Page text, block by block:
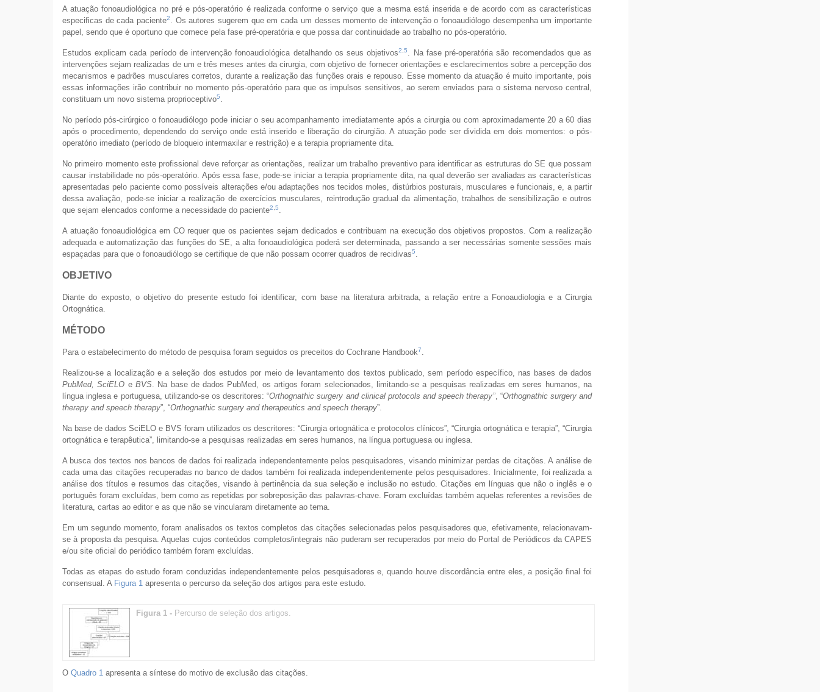
A atuação fonoaudiológica no pré e pós-operatório é realizada conforme o serviço que a mesma está inserida e de acordo com as características
especificas de cada paciente2. Os autores sugerem que em cada um desses momento de intervenção o fonoaudiólogo desempenha um importante
papel, sendo que é oportuno que comece pela fase pré-operatória e que possa dar continuidade ao trabalho no pós-operatório.
Estudos explicam cada período de intervenção fonoaudiológica detalhando os seus objetivos2,5. Na fase pré-operatória são recomendados que as
intervenções sejam realizadas de um e três meses antes da cirurgia, com objetivo de fornecer orientações e esclarecimentos sobre a percepção dos
mecanismos e padrões musculares corretos, durante a realização das funções orais e repouso. Esse momento da atuação é muito importante, pois
essas informações irão contribuir no momento pós-operatório para que os impulsos sensitivos, ao serem enviados para o sistema nervoso central,
constituam um novo sistema proprioceptivo5.
No período pós-cirúrgico o fonoaudiólogo pode iniciar o seu acompanhamento imediatamente após a cirurgia ou com aproximadamente 20 a 60 dias
após o procedimento, dependendo do serviço onde está inserido e liberação do cirurgião. A atuação pode ser dividida em dois momentos: o pós-
operatório imediato (período de bloqueio intermaxilar e restrição) e a terapia propriamente dita.
No primeiro momento este profissional deve reforçar as orientações, realizar um trabalho preventivo para identificar as estruturas do SE que possam
causar instabilidade no pós-operatório. Após essa fase, pode-se iniciar a terapia propriamente dita, na qual deverão ser avaliadas as características
apresentadas pelo paciente como possíveis alterações e/ou adaptações nos tecidos moles, distúrbios posturais, musculares e funcionais, e, a partir
dessa avaliação, pode-se iniciar a realização de exercícios musculares, reintrodução gradual da alimentação, trabalhos de sensibilização e outros
que sejam elencados conforme a necessidade do paciente2,5.
A atuação fonoaudiológica em CO requer que os pacientes sejam dedicados e contribuam na execução dos objetivos propostos. Com a realização
adequada e automatização das funções do SE, a alta fonoaudiológica poderá ser determinada, passando a ser necessárias somente sessões mais
espaçadas para que o fonoaudiólogo se certifique de que não possam ocorrer quadros de recidivas5.
OBJETIVO
Diante do exposto, o objetivo do presente estudo foi identificar, com base na literatura arbitrada, a relação entre a Fonoaudiologia e a Cirurgia
Ortognática.
MÉTODO
Para o estabelecimento do método de pesquisa foram seguidos os preceitos do Cochrane Handbook7.
Realizou-se a localização e a seleção dos estudos por meio de levantamento dos textos publicado, sem período específico, nas bases de dados
PubMed, SciELO e BVS. Na base de dados PubMed, os artigos foram selecionados, limitando-se a pesquisas realizadas em seres humanos, na
língua inglesa e portuguesa, utilizando-se os descritores: “Orthognathic surgery and clinical protocols and speech therapy”, “Orthognathic surgery and
therapy and speech therapy”, “Orthognathic surgery and therapeutics and speech therapy”.
Na base de dados SciELO e BVS foram utilizados os descritores: “Cirurgia ortognática e protocolos clínicos”, “Cirurgia ortognática e terapia”, “Cirurgia
ortognática e terapêutica”, limitando-se a pesquisas realizadas em seres humanos, na língua portuguesa ou inglesa.
A busca dos textos nos bancos de dados foi realizada independentemente pelos pesquisadores, visando minimizar perdas de citações. A análise de
cada uma das citações recuperadas no banco de dados também foi realizada independentemente pelos pesquisadores. Inicialmente, foi realizada a
análise dos títulos e resumos das citações, visando à pertinência da sua seleção e inclusão no estudo. Citações em línguas que não o inglês e o
português foram excluídas, bem como as repetidas por sobreposição das palavras-chave. Foram excluídas também aquelas referentes a revisões de
literatura, cartas ao editor e as que não se vincularam diretamente ao tema.
Em um segundo momento, foram analisados os textos completos das citações selecionadas pelos pesquisadores que, efetivamente, relacionavam-
se à proposta da pesquisa. Aquelas cujos conteúdos completos/integrais não puderam ser recuperados por meio do Portal de Periódicos da CAPES
e/ou site oficial do periódico também foram excluídas.
Todas as etapas do estudo foram conduzidas independentemente pelos pesquisadores e, quando houve discordância entre eles, a posição final foi
consensual. A Figura 1 apresenta o percurso da seleção dos artigos para este estudo.
Figura 1 - Percurso de seleção dos artigos.
O Quadro 1 apresenta a síntese do motivo de exclusão das citações.